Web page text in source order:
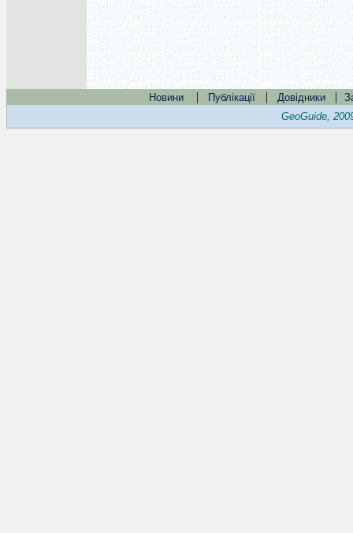
Новини | Публікації | Довідники |
GeoGuide,